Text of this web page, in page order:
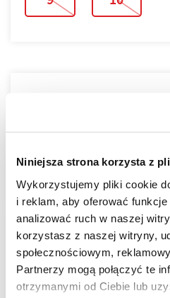
Niniejsza strona korzysta z
Wykorzystujemy pliki cookie
i reklam, aby oferować funkcje
analizować ruch w naszej
korzystasz z naszej witryny,
społecznościowym,
Partnerzy mogą połączyć te
otrzymanymi od Ciebie lub
LOKALIZACJA
Tarasy nad Zalewem